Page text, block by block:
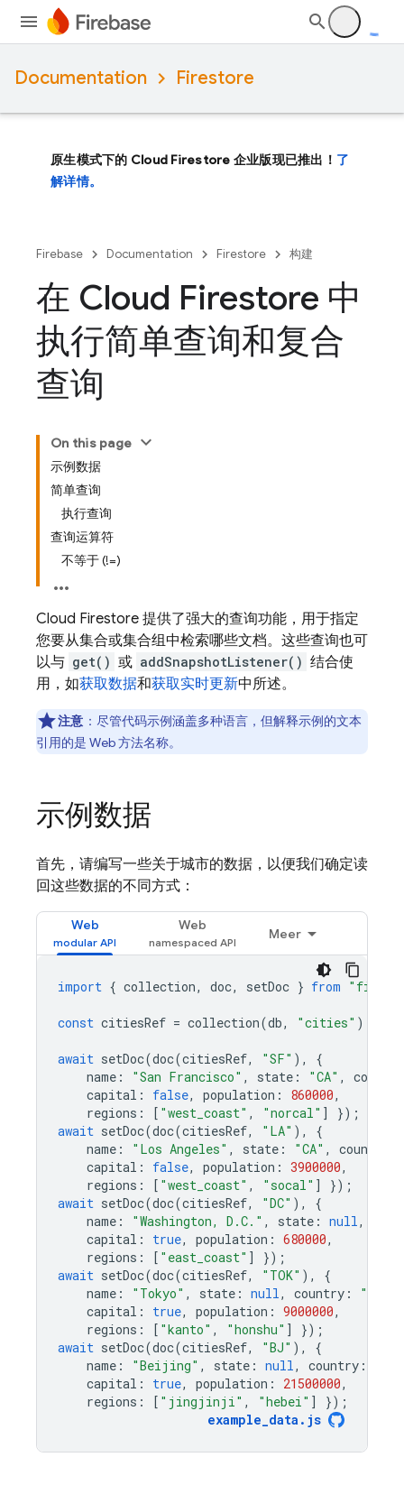
Documentation Firestore
原生模式下的 Cloud Firestore 企业版现已推出！ 了
解详情。
Firebase Documentation Firestore 构建
在 Cloud Firestore 中
执行简单查询和复合
查询
On this page
示例数据
简单查询
执行查询
查询运算符
不等于 (!=)
Cloud Firestore 提供了强大的查询功能，用于指定
您要从集合或集合组中检索哪些文档。这些查询也可
以与 get() 或 addSnapshotListener() 结合使
用，如获取数据和获取实时更新中所述。
注意 ： 尽管代码示例涵盖多种语言，但解释示例的文本
引用的是 Web 方法名称。
示例数据
首先，请编写一些关于城市的数据，以便我们确定读
回这些数据的不同方式：
Web Web
Meer
import { collection, doc, setDoc } from
const citiesRef = collection(db, "cities" );
await setDoc(doc(citiesRef, "SF" ),
{
name : "San Francisco" , state : "CA" ,
country
capital : false, population : 860000,
regions : [ "west_coast" , "norcal" ]
});
await setDoc(doc(citiesRef, "LA" ),
{
name : "Los Angeles" , state : "CA" , country
capital : false, population : 3900000,
regions : [ "west_coast" , "socal" ]
});
await setDoc(doc(citiesRef, "DC" ),
{
name : "Washington, D.C." , state : null,
capital : true, population : 680000,
regions : [ "east_coast" ]
});
await setDoc(doc(citiesRef, "TOK" ),
{
name : "Tokyo" , state : null, country :
capital : true, population : 9000000,
regions : [ "kanto" , "honshu" ]
});
await setDoc(doc(citiesRef, "BJ" ),
{
name : "Beijing" , state : null, country :
capital : true, population : 21500000,
regions : [ "jingjinji" , "hebei" ]
});
example_data . js